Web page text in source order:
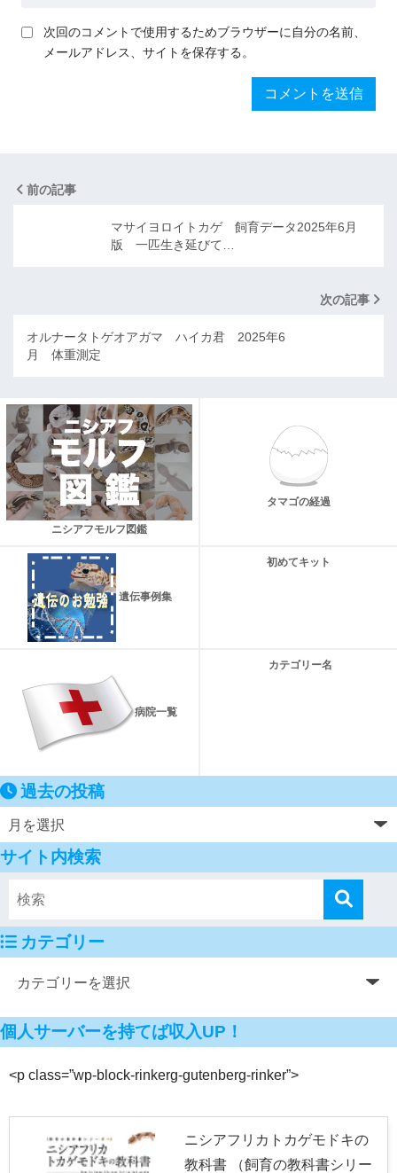
次回のコメントで使用するためブラウザーに自分の名前、
メールアドレス、サイトを保存する。
前の記事
マサイヨロイトカゲ 飼育データ2025年6月
版 一匹生き延びて…
次の記事
オルナータトゲオアガマ ハイカ君 2025年6
月 体重測定
ニシアフモルフ図鑑
タマゴの経過
遺伝事例集
初めてキット
病院一覧
カテゴリー名
過去の投稿
サイト内検索
カテゴリー
個人サーバーを持てば収入UP！
<p class=”wp-block-rinkerg-gutenberg-rinker”>
ニシアフリカトカゲモドキの
教科書 （飼育の教科書シリー